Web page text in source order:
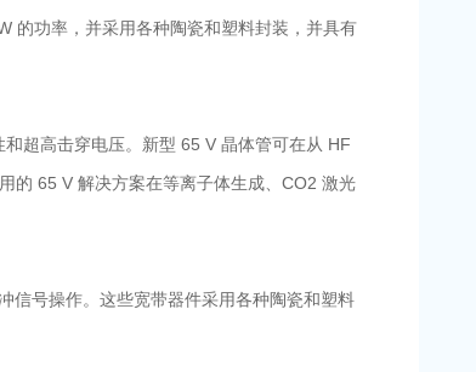
的功率，并采用各种陶瓷和塑料封装，并具有
超高击穿电压。新型 65 V 晶体管可在从 HF
的 65 V 解决方案在等离子体生成、CO2 激光
号操作。这些宽带器件采用各种陶瓷和塑料